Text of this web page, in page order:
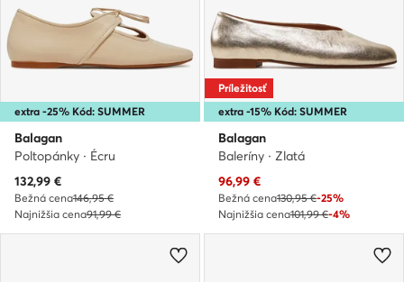
extra -25% Kód: SUMMER
Balagan
Poltopánky · Écru
Aktuálna cena
132,99 €
Bežná cena146,95 €
Najnižšia cena91,99 €
extra -15% Kód: SUMMER
Príležitosť
Balagan
Baleríny · Zlatá
Aktuálna cena
96,99 €
Bežná cena130,95 €-25%
Najnižšia cena101,99 €-4%